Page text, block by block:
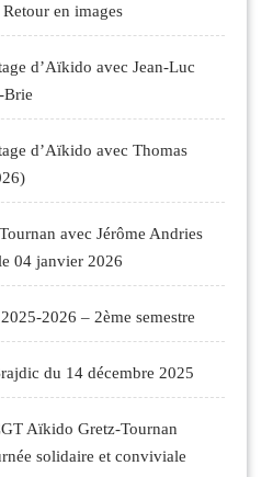
en images
d’Aïkido avec Jean-Luc
Brie
d’Aïkido avec Thomas
avec Jérôme Andries
04 janvier 2026
2026 – 2ème semestre
du 14 décembre 2025
Aïkido Gretz-Tournan
solidaire et conviviale